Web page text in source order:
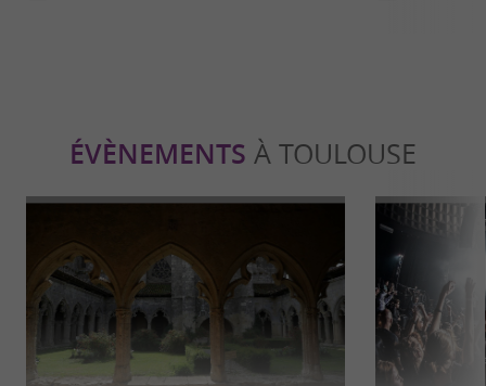
ÉVÈNEMENTS À TOULOUSE